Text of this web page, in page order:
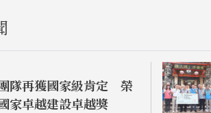
隊再獲國家級肯定 榮
家卓越建設卓越獎